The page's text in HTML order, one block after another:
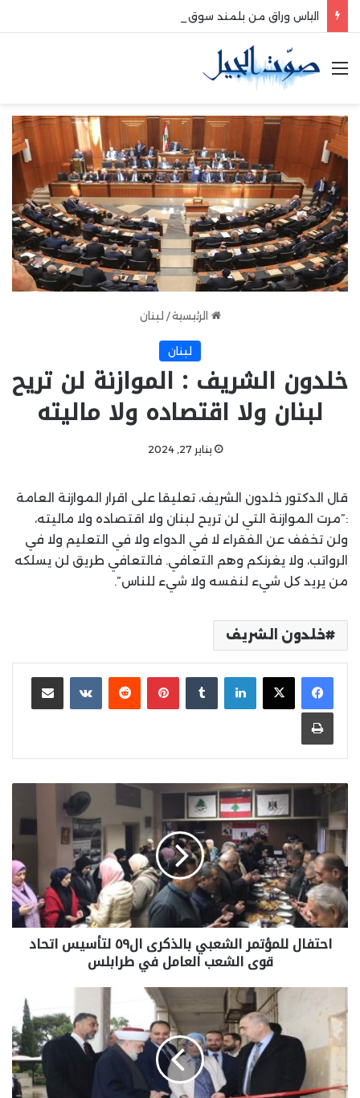
القائمة
الرئيسية / لبنان
لبنان
خلدون الشريف : الموازنة لن تريح
لبنان ولا اقتصاده ولا ماليته
يناير 27, 2024
قال الدكتور خلدون الشريف، تعليقا على اقرار الموازنة العامة
:”مرت الموازنة التي لن تريح لبنان ولا اقتصاده ولا ماليته،
ولن تخفف عن الفقراء لا في الدواء ولا في التعليم ولا في
الرواتب، ولا يغرنكم وهم التعافي. فالتعافي طريق لن يسلكه
من يريد كل شيء لنفسه ولا شيء للناس”.
خلدون الشريف
لينكدإن بينتيريست مشاركة عبر البريد
طباعة
احتفال للمؤتمر الشعبي بالذكرى ال٥٩ لتأسيس اتحاد
قوى الشعب العامل في طرابلس